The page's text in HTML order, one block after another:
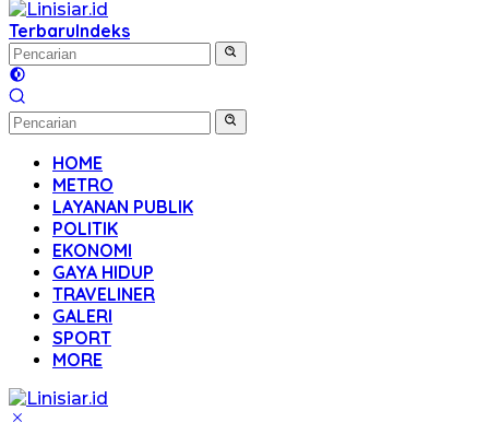
TerbaruIndeks
HOME
METRO
LAYANAN PUBLIK
POLITIK
EKONOMI
GAYA HIDUP
TRAVELINER
GALERI
SPORT
MORE